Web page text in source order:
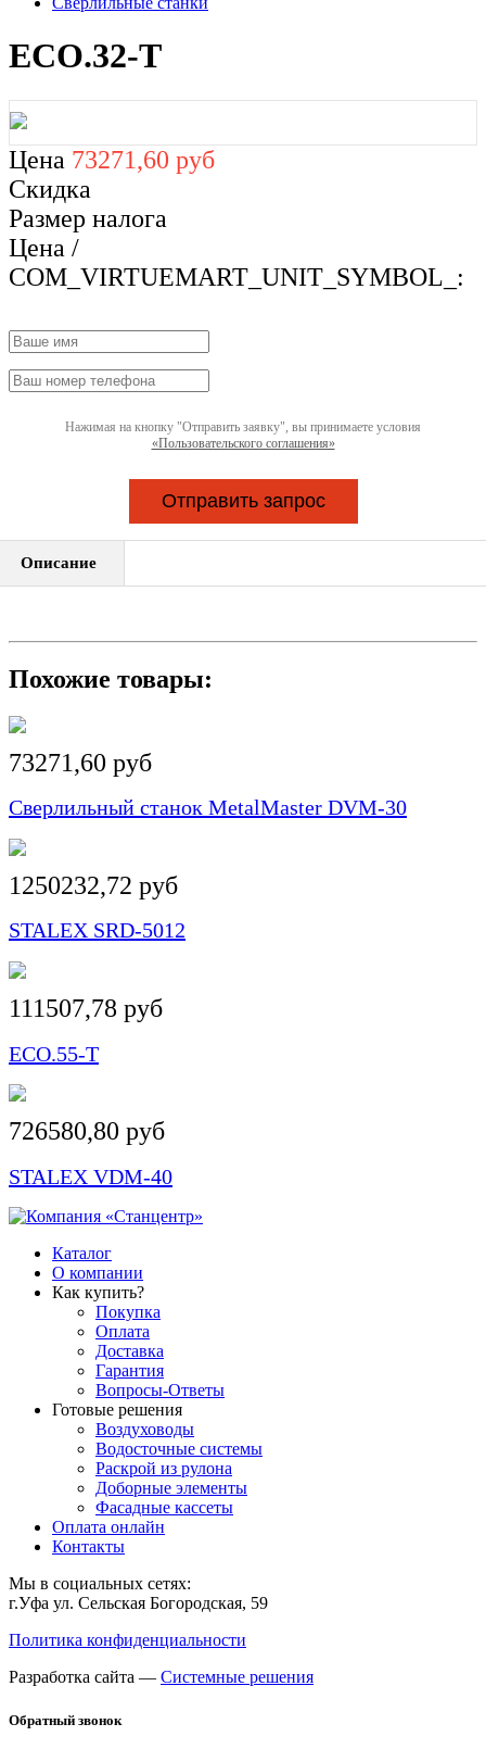
ECO.32-T
Цена 73271,60 руб
Скидка
Размер налога
Цена /
COM_VIRTUEMART_UNIT_SYMBOL_:
Нажимая на кнопку "Отправить заявку", вы принимаете условия
«Пользовательского соглашения»
Отправить запрос
Описание
Похожие товары:
73271,60 руб
Сверлильный станок MetalMaster DVM-30
1250232,72 руб
STALEX SRD-5012
111507,78 руб
ECO.55-T
726580,80 руб
STALEX VDM-40
Каталог
О компании
Как купить?
Покупка
Оплата
Доставка
Гарантия
Вопросы-Ответы
Готовые решения
Воздуховоды
Водосточные системы
Раскрой из рулона
Доборные элементы
Фасадные кассеты
Оплата онлайн
Контакты
Мы в социальных сетях:
г.Уфа ул. Сельская Богородская, 59
Политика конфиденциальности
Разработка сайта — Системные решения
Обратный звонок